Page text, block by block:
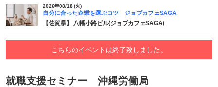
2026年08/18 (火)
自分に合った企業を選ぶコツ ジョブカフェSAGA
【佐賀県】 八幡小路ビル(ジョブカフェSAGA)
こちらのイベントは終了致しました。
就職支援セミナー 沖縄労働局